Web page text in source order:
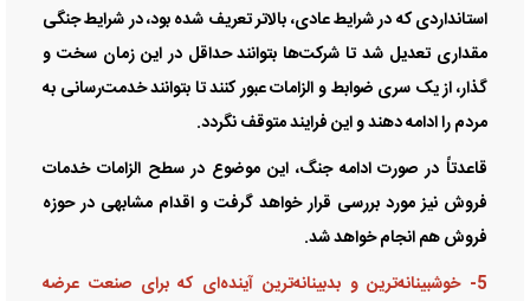
استانداردی که در شرایط عادی، بالاتر تعریف شده بود، در شرایط جنگی
مقداری تعدیل شد تا شرکت‌ها بتوانند حداقل در این زمان سخت و
گذار، از یک سری ضوابط و الزامات عبور کنند تا بتوانند خدمت‌رسانی به
مردم را ادامه دهند و این فرایند متوقف نگردد.
قاعدتاً در صورت ادامه جنگ، این موضوع در سطح الزامات خدمات
فروش نیز مورد بررسی قرار خواهد گرفت و اقدام مشابهی در حوزه
فروش هم انجام خواهد شد.
5- خوشبینانه‌ترین و بدبینانه‌ترین آینده‌ای که برای صنعت عرضه